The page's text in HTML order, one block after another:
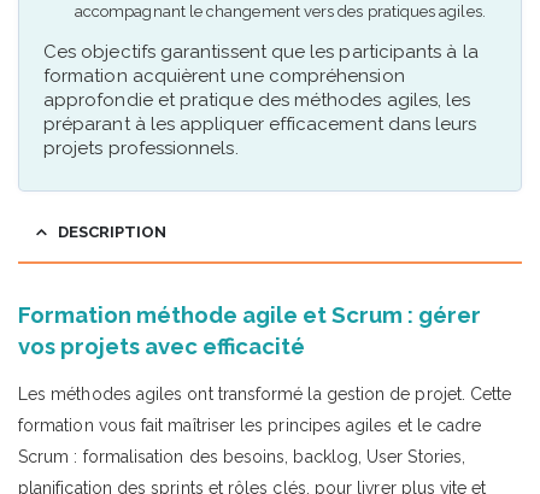
accompagnant le changement vers des pratiques agiles.
Ces objectifs garantissent que les participants à la
formation acquièrent une compréhension
approfondie et pratique des méthodes agiles, les
préparant à les appliquer efficacement dans leurs
projets professionnels.
DESCRIPTION
Formation méthode agile et Scrum : gérer
vos projets avec efficacité
Les méthodes agiles ont transformé la gestion de projet. Cette
formation vous fait maîtriser les principes agiles et le cadre
Scrum : formalisation des besoins, backlog, User Stories,
planification des sprints et rôles clés, pour livrer plus vite et